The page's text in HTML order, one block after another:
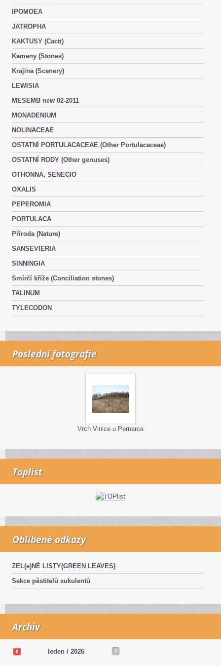
IPOMOEA
JATROPHA
KAKTUSY (Cacti)
Kameny (Stones)
Krajina (Scenery)
LEWISIA
MESEMB new 02-2011
MONADENIUM
NOLINACEAE
OSTATNÍ PORTULACACEAE (Other Portulacaceae)
OSTATNÍ RODY (Other genuses)
OTHONNA, SENECIO
OXALIS
PEPEROMIA
PORTULACA
Příroda (Nature)
SANSEVIERIA
SINNINGIA
Smírčí kříže (Conciliation stones)
TALINUM
TYLECODON
Poslední fotografie
Vrch Vinice u Pernarce
Toplist
Oblíbené odkazy
ZEL(e)NÉ LISTY(GREEN LEAVES)
Sekce pěstitelů sukulentů
Archiv
leden / 2026